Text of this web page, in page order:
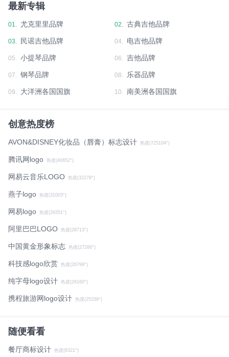
最新专辑
01. 尤克里里品牌 02. 古典吉他品牌
03. 民谣吉他品牌 04. 电吉他品牌
05. 小提琴品牌 06. 吉他品牌
07. 钢琴品牌 08. 乐器品牌
09. 大洋洲各国国旗 10. 南美洲各国国旗
创意热度榜
AVON&DISNEY化妆品（唇膏）标志设计 热度(725104°)
腾讯网logo 热度(40652°)
网易云音乐LOGO 热度(32278°)
燕子logo 热度(31003°)
网易logo 热度(29351°)
阿里巴巴LOGO 热度(28713°)
中国黄金形象标志 热度(27266°)
科技感logo欣赏 热度(26799°)
纯字母logo设计 热度(26160°)
携程旅游网logo设计 热度(25339°)
随便看看
餐厅商标设计 热度(6321°)